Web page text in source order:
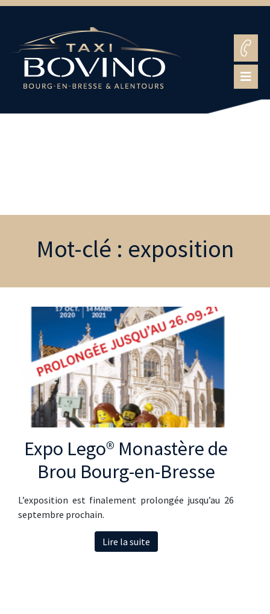
Mot-clé : exposition
Expo Lego® Monastère de
Brou Bourg-en-Bresse
L’exposition est finalement prolongée jusqu’au 26
septembre prochain.
Lire la suite